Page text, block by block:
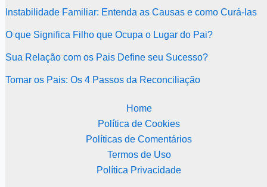
Instabilidade Familiar: Entenda as Causas e como Curá-las
O que Significa Filho que Ocupa o Lugar do Pai?
Sua Relação com os Pais Define seu Sucesso?
Tomar os Pais: Os 4 Passos da Reconciliação
Home
Política de Cookies
Políticas de Comentários
Termos de Uso
Política Privacidade